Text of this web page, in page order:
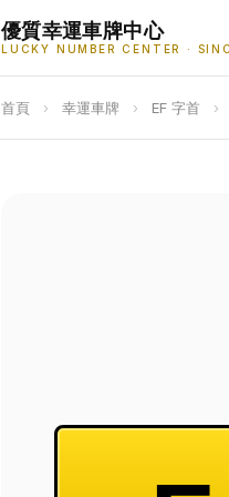
優質幸運車牌中心
LUCKY NUMBER CENTER ·
首頁 › 幸運車牌 › EF 字首 ›